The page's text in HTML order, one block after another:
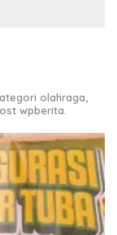
olahraga,
wpberita.